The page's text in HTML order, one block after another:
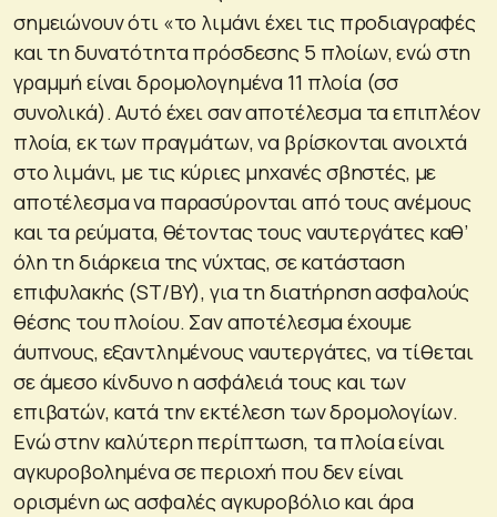
σημειώνουν ότι «το λιμάνι έχει τις προδιαγραφές
και τη δυνατότητα πρόσδεσης 5 πλοίων, ενώ στη
γραμμή είναι δρομολογημένα 11 πλοία (σσ
συνολικά). Αυτό έχει σαν αποτέλεσμα τα επιπλέον
πλοία, εκ των πραγμάτων, να βρίσκονται ανοιχτά
στο λιμάνι, με τις κύριες μηχανές σβηστές, με
αποτέλεσμα να παρασύρονται από τους ανέμους
και τα ρεύματα, θέτοντας τους ναυτεργάτες καθ’
όλη τη διάρκεια της νύχτας, σε κατάσταση
επιφυλακής (ST/BY), για τη διατήρηση ασφαλούς
θέσης του πλοίου. Σαν αποτέλεσμα έχουμε
άυπνους, εξαντλημένους ναυτεργάτες, να τίθεται
σε άμεσο κίνδυνο η ασφάλειά τους και των
επιβατών, κατά την εκτέλεση των δρομολογίων.
Ενώ στην καλύτερη περίπτωση, τα πλοία είναι
αγκυροβολημένα σε περιοχή που δεν είναι
ορισμένη ως ασφαλές αγκυροβόλιο και άρα